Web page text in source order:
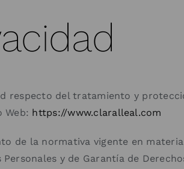
respecto del tratamiento y
Web: https://www.claralleal.com
de la normativa vigente en
y de Garantía de